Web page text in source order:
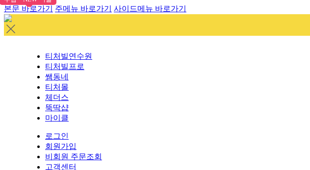
본문 바로가기 주메뉴 바로가기 사이드메뉴 바로가기
티처빌연수원
티처빌프로
쌤동네
티처몰
체더스
뚝딱샵
마이클
로그인
회원가입
비회원 주문조회
고객센터